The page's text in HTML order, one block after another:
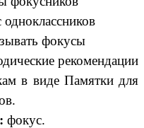
фокусы
рекомендации
в виде Памятки для
фокус.